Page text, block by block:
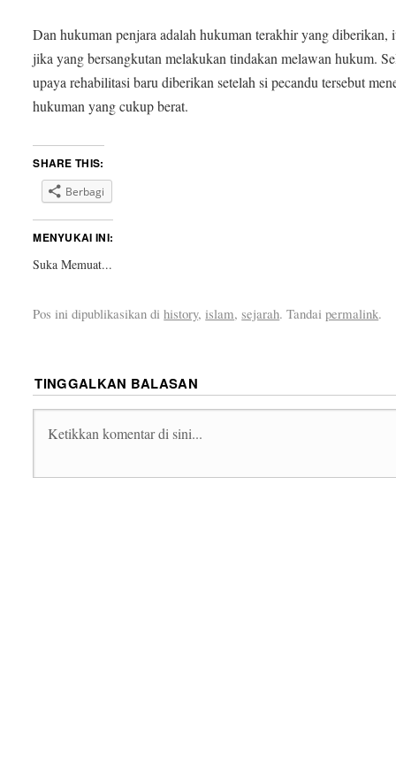
Dan hukuman penjara adalah hukuman terakhir yang diberikan,
jika yang bersangkutan melakukan tindakan melawan hukum.
upaya rehabilitasi baru diberikan setelah si pecandu tersebut
hukuman yang cukup berat.
SHARE THIS:
Berbagi
MENYUKAI INI:
Suka Memuat...
Pos ini dipublikasikan dihistory,islam,sejarah. Tandaipermalink.
TINGGALKAN BALASAN